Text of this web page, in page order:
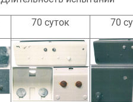
70 суток 70